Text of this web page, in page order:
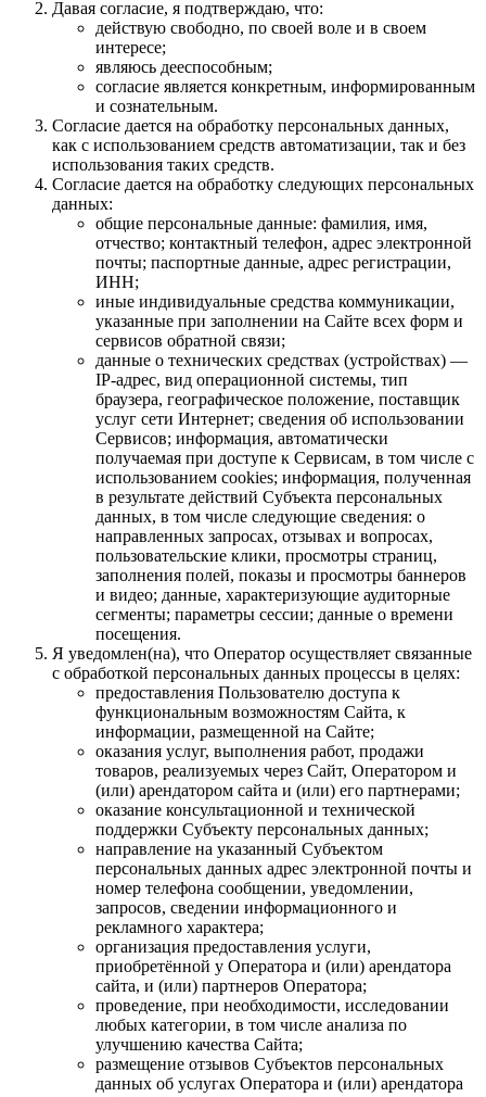
Давая согласие, я подтверждаю, что:
действую свободно, по своей воле и в своем
интересе;
являюсь дееспособным;
согласие является конкретным, информированным
и сознательным.
Согласие дается на обработку персональных данных,
как с использованием средств автоматизации, так и без
использования таких средств.
Согласие дается на обработку следующих персональных
данных:
общие персональные данные: фамилия, имя,
отчество; контактный телефон, адрес электронной
почты; паспортные данные, адрес регистрации,
ИНН;
иные индивидуальные средства коммуникации,
указанные при заполнении на Сайте всех форм и
сервисов обратной связи;
данные о технических средствах (устройствах) —
IP-адрес, вид операционной системы, тип
браузера, географическое положение, поставщик
услуг сети Интернет; сведения об использовании
Сервисов; информация, автоматически
получаемая при доступе к Сервисам, в том числе с
использованием cookies; информация, полученная
в результате действий Субъекта персональных
данных, в том числе следующие сведения: о
направленных запросах, отзывах и вопросах,
пользовательские клики, просмотры страниц,
заполнения полей, показы и просмотры баннеров
и видео; данные, характеризующие аудиторные
сегменты; параметры сессии; данные о времени
посещения.
Я уведомлен(на), что Оператор осуществляет связанные
с обработкой персональных данных процессы в целях:
предоставления Пользователю доступа к
функциональным возможностям Сайта, к
информации, размещенной на Сайте;
оказания услуг, выполнения работ, продажи
товаров, реализуемых через Сайт, Оператором и
(или) арендатором сайта и (или) его партнерами;
оказание консультационной и технической
поддержки Субъекту персональных данных;
направление на указанный Субъектом
персональных данных адрес электронной почты и
номер телефона сообщении, уведомлении,
запросов, сведении информационного и
рекламного характера;
организация предоставления услуги,
приобретённой у Оператора и (или) арендатора
сайта, и (или) партнеров Оператора;
проведение, при необходимости, исследовании
любых категории, в том числе анализа по
улучшению качества Сайта;
размещение отзывов Субъектов персональных
данных об услугах Оператора и (или) арендатора